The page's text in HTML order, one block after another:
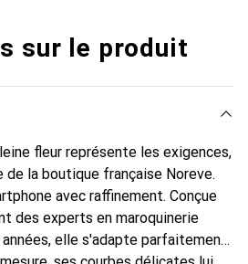
sur le produit
fleur représente les exigences,
la boutique française Noreve.
avec raffinement. Conçue
des experts en maroquinerie
elle s'adapte parfaitement